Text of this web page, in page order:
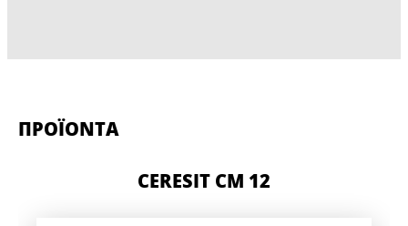
ΠΡΟΪΟΝΤΑ
CERESIT CM 12